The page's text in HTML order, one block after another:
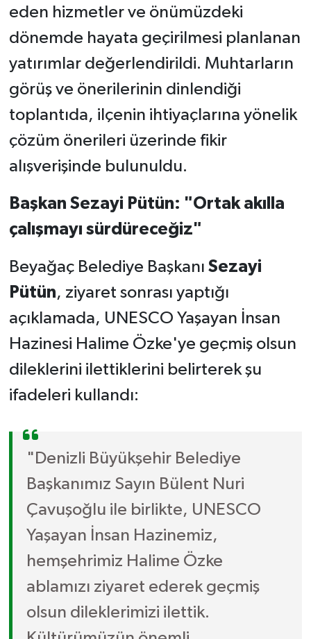
eden hizmetler ve önümüzdeki
dönemde hayata geçirilmesi planlanan
yatırımlar değerlendirildi. Muhtarların
görüş ve önerilerinin dinlendiği
toplantıda, ilçenin ihtiyaçlarına yönelik
çözüm önerileri üzerinde fikir
alışverişinde bulunuldu.
Başkan Sezayi Pütün: "Ortak akılla
çalışmayı sürdüreceğiz"
Beyağaç Belediye Başkanı Sezayi
Pütün, ziyaret sonrası yaptığı
açıklamada, UNESCO Yaşayan İnsan
Hazinesi Halime Özke'ye geçmiş olsun
dileklerini ilettiklerini belirterek şu
ifadeleri kullandı:
"Denizli Büyükşehir Belediye
Başkanımız Sayın Bülent Nuri
Çavuşoğlu ile birlikte, UNESCO
Yaşayan İnsan Hazinemiz,
hemşehrimiz Halime Özke
ablamızı ziyaret ederek geçmiş
olsun dileklerimizi ilettik.